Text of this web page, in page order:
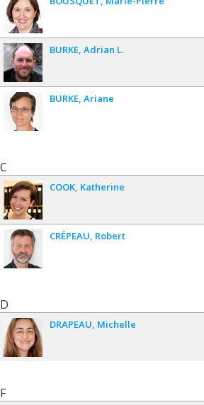
BURKE Adrian L.
BURKE Ariane
C
COOK Katherine
CRÉPEAU Robert
D
DRAPEAU Michelle
F